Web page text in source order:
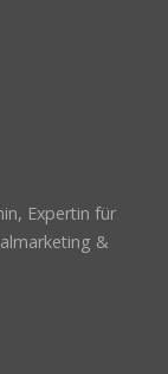
Expertin für
&